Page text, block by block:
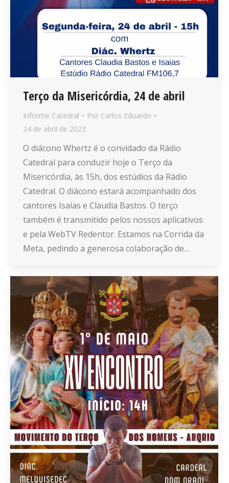
Terço da Misericórdia, 24 de abril
Informe Catedral Por Carlos Eduardo
24 de abril de 2023
O diácono Whertz é o convidado da Rádio
Catedral para conduzir hoje o Terço da
Misericórdia, às 15h, dos estúdios da Rádio
Catedral. O diácono estará acompanhado dos
cantores Isaías e Claudia Bastos. O terço
também é transmitido pelos nossos aplicativos
e pela WebTV Redentor. Estamos na Corrida da
Meta, pedindo a generosa colaboração de…